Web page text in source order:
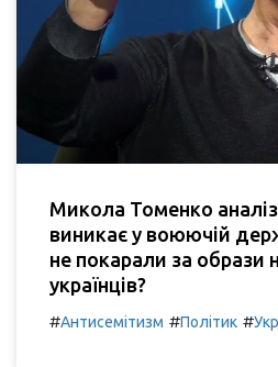
Микола Томенко
виникає у воюючій
не покарали за образи
українців?
#Антисемітизм #Політик #